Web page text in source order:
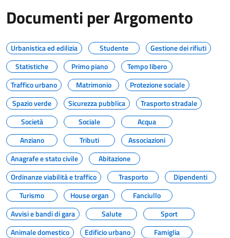
Documenti per Argomento
Urbanistica ed edilizia Studente
Gestione dei rifiuti
Statistiche
Primo piano
Tempo libero
Traffico urbano
Matrimonio
Protezione sociale
Spazio verde
Sicurezza pubblica
Trasporto stradale
Società
Sociale
Acqua
Anziano
Tributi
Associazioni
Anagrafe e stato civile
Abitazione
Ordinanze viabilità e traffico
Trasporto
Dipendenti
Turismo
House organ
Fanciullo
Avvisi e bandi di gara
Salute
Sport
Animale domestico
Edificio urbano
Famiglia